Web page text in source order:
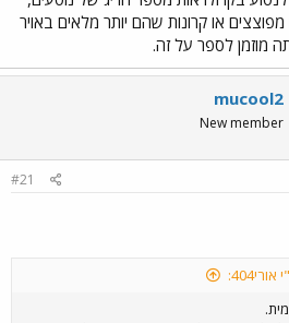
או קרונות שהם יותר מלאים באויר
מוזמן לספר על זה.
mucool2
New member
#21